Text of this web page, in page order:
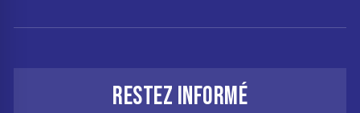
RESTEZ INFORMÉ